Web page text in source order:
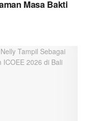
Masa Bakti